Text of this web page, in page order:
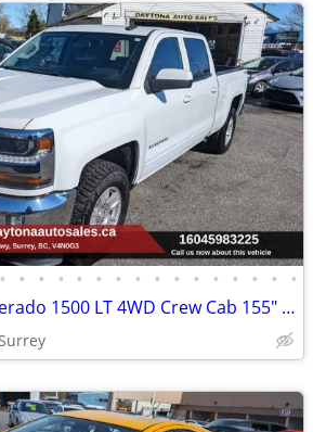
• • • • • • • • • • • • • • • •
2018 Chevrolet Silverado 1500 LT 4WD Crew Cab 155" LT w/1LT